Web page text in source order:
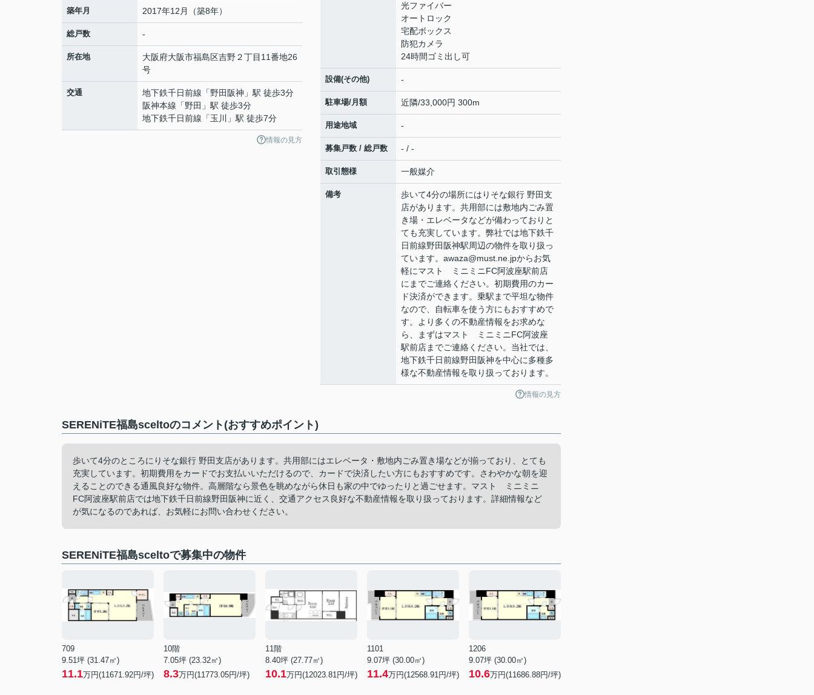
築年月 2017年12月（築8年）
総戸数 -
所在地 大阪府大阪市福島区吉野２丁目11番地26
号
交通 地下鉄千日前線 「野田阪神 」駅 徒歩3分
阪神本線 「野田 」駅 徒歩3分
地下鉄千日前線 「玉川 」駅 徒歩7分
情報の見方
光ファイバー
オートロック
宅配ボックス
防犯カメラ
24時間ゴミ出し可
設備(その他) -
駐車場/月額 近隣/33,000円 300m
用途地域 -
募集戸数 / 総戸数 - / -
取引態様 一般媒介
備考
歩いて4分の場所にはりそな銀行 野田支
店があります。共用部には敷地内ごみ置
き場・エレベータなどが備わっておりと
ても充実しています。弊社では地下鉄千
日前線野田阪神駅周辺の物件を取り扱っ
ています。awaza@must.ne.jpからお気
軽にマスト ミニミニFC阿波座駅前店
にまでご連絡ください。初期費用のカー
ド決済ができます。乗駅まで平坦な物件
なので、自転車を使う方にもおすすめで
す。より多くの不動産情報をお求めな
ら、まずはマスト ミニミニFC阿波座
駅前店までご連絡ください。当社では、
地下鉄千日前線野田阪神を中心に多種多
様な不動産情報を取り扱っております。
情報の見方
SERENiTE福島sceltoのコメント(おすすめポイント)
歩いて4分のところにりそな銀行 野田支店があります。共用部にはエレベータ・敷地内ごみ置き場などが揃っており、とても
充実しています。初期費用をカードでお支払いいただけるので、カードで決済したい方にもおすすめです。さわやかな朝を迎
えることのできる通風良好な物件。高層階なら景色を眺めながら休日も家の中でゆったりと過ごせます。マスト ミニミニ
FC阿波座駅前店では地下鉄千日前線野田阪神に近く、交通アクセス良好な不動産情報を取り扱っております。詳細情報など
が気になるのであれば、お気軽にお問い合わせください。
SERENiTE福島sceltoで募集中の物件
709
9.51坪 (31.47㎡)
11.1万円(11671.92円/坪)
10階
7.05坪 (23.32㎡)
8.3万円(11773.05円/坪)
11階
8.40坪 (27.77㎡)
10.1万円(12023.81円/坪)
1101
9.07坪 (30.00㎡)
11.4万円(12568.91円/坪)
1206
9.07坪 (30.00㎡)
10.6万円(11686.88円/坪)